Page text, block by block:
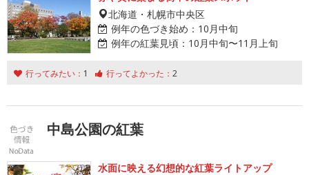
北海道・札幌市中央区
例年の色づき始め： 10月中旬
例年の紅葉見頃： 10月中旬〜11月上旬
行ってみたい： 1 行ってよかった： 2
中島公園の紅葉
水面に映える幻想的な紅葉ライトアップ